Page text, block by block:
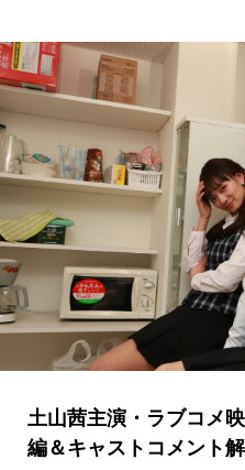
土山茜主演・ラブコメ
編＆キャストコメント